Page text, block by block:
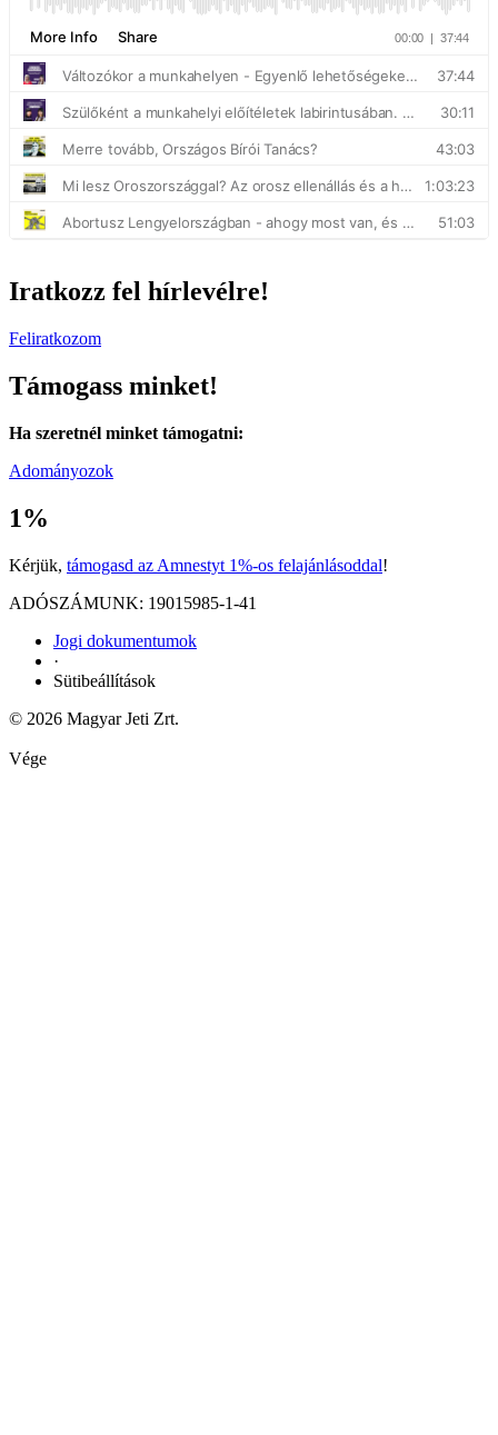
Iratkozz fel hírlevélre!
Feliratkozom
Támogass minket!
Ha szeretnél minket támogatni:
Adományozok
1%
Kérjük, támogasd az Amnestyt 1%-os felajánlásoddal!
ADÓSZÁMUNK: 19015985-1-41
Jogi dokumentumok
·
Sütibeállítások
© 2026 Magyar Jeti Zrt.
Vége